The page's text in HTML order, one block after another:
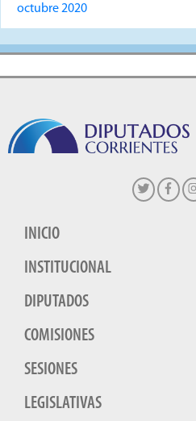
octubre 2020
INICIO
INSTITUCIONAL
DIPUTADOS
COMISIONES
SESIONES
LEGISLATIVAS